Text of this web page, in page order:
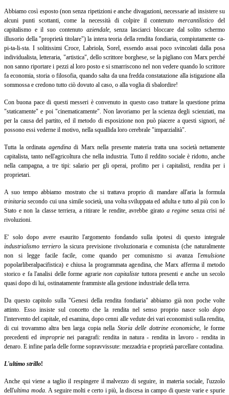
Abbiamo così esposto (non senza ripetizioni e anche divagazioni, necessarie ad insistere su
alcuni punti scottanti, come la necessità di colpire il contenutomercantilisticodel
capitalismo e il suo contenuto aziendale, senza lasciarci bloccare dal solito schermo
illusorio della "proprietà titolare") la intera teoria della rendita fondiaria, compiutamente ca-
pi-ta-li-sta. I solitissimi Croce, Labriola, Sorel, essendo assai poco svincolati dalla posa
individualista, letteraria, "artistica", dello scrittore borghese, se la pigliano con Marx perché
non sanno riportare i pezzi al loro posto e si smarriscono nel non vedere quando lo scrittore
fa economia, storia o filosofia, quando salta da una fredda constatazione alla istigazione alla
sommossa e credono tutto ciò dovuto al caso, o alla voglia di sbalordire!
Con buona pace di questi messeri è convenuto in questo caso trattare la questione prima
"staticamente" e poi "cinematicamente". Non lavoriamo per la scienza degli scienziati, ma
per la causa del partito, ed il metodo di esposizione non può piacere a questi signori, né
possono essi vederne il motivo, nella squallida loro cerebrale "imparzialità".
Tutta la ordinata agendina di Marx nella presente materia tratta una società nettamente
capitalista, tanto nell'agricoltura che nella industria. Tutto il reddito sociale è ridotto, anche
nella campagna, a tre tipi: salario per gli operai, profitto per i capitalisti, rendita per i
proprietari.
A suo tempo abbiamo mostrato che si trattava proprio di mandare all'aria la formula
trinitariasecondo cui una simile società, una volta sviluppata ed adulta e tutto al più con lo
Stato e non la classe terriera, a ritirare le rendite, avrebbe girato a regime senza crisi né
rivoluzioni.
E' solo dopo avere esaurito l'argomento fondando sulla ipotesi di questo integrale
industrialismo terriero la sicura previsione rivoluzionaria e comunista (che naturalmente
non si legge facile facile, come quando per comunismo si avanza l'emulsione
popolarliberalpacifistica) e chiusa la programmata agendina, che Marx afferma il metodo
storico e fa l'analisi delle forme agrarie non capitaliste tuttora presenti e anche un secolo
quasi dopo di lui, ostinatamente frammiste alla gestione industriale della terra.
Da questo capitolo sulla "Genesi della rendita fondiaria" abbiamo già non poche volte
attinto. Esso insiste sul concetto che la rendita nel senso proprio nasce solo dopo
l'intervento del capitale, ed esamina, dopo cenni alle vedute dei vari economisti sulla rendita,
di cui trovammo altra ben larga copia nella Storia delle dottrine economiche, le forme
precedenti ed improprienei paragrafi: rendita in natura - rendita in lavoro - rendita in
denaro. E infine parla delle forme sopravvissute: mezzadria e proprietà parcellare contadina.
L'ultimo strillo!
Anche qui viene a taglio il respingere il malvezzo di seguire, in materia sociale, l'uzzolo
dell'ultima moda. A seguire molti e certo i più, la discesa in campo di queste varie e spurie